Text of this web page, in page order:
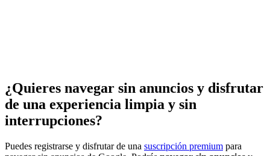
¿Quieres navegar sin anuncios y disfrutar
de una experiencia limpia y sin
interrupciones?
Puedes registrarse y disfrutar de una suscripción premium para